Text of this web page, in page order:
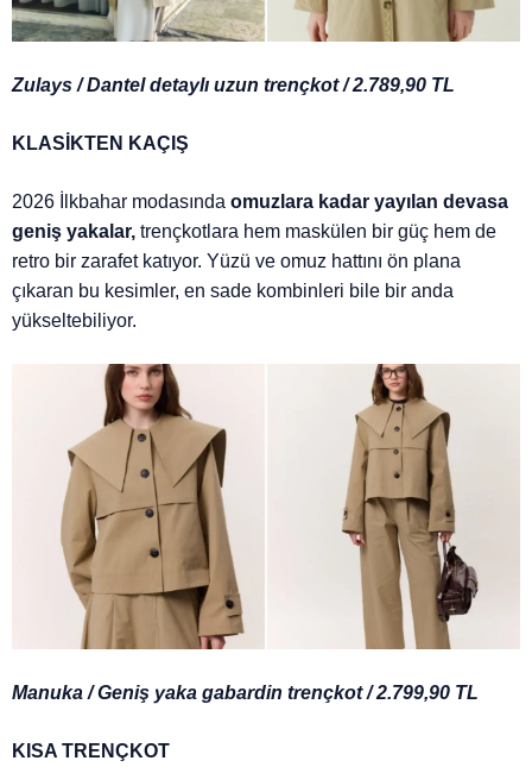
Zulays / Dantel detaylı uzun trençkot / 2.789,90 TL
KLASİKTEN KAÇIŞ
2026 İlkbahar modasındaomuzlara kadar yayılan devasa
geniş yakalar,trençkotlara hem maskülen bir güç hem de
retro bir zarafet katıyor. Yüzü ve omuz hattını ön plana
çıkaran bu kesimler, en sade kombinleri bile bir anda
yükseltebiliyor.
Manuka / Geniş yaka gabardin trençkot / 2.799,90 TL
KISA TRENÇKOT